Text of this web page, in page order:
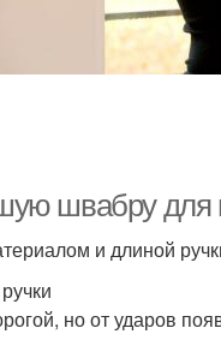
швабру для
и длиной
но от ударов